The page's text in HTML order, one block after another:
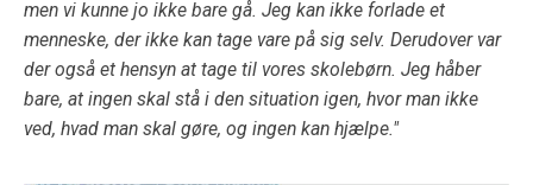
men vi kunne jo ikke bare gå. Jeg kan ikke forlade et
menneske, der ikke kan tage vare på sig selv. Derudover var
der også et hensyn at tage til vores skolebørn. Jeg håber
bare, at ingen skal stå i den situation igen, hvor man ikke
ved, hvad man skal gøre, og ingen kan hjælpe."